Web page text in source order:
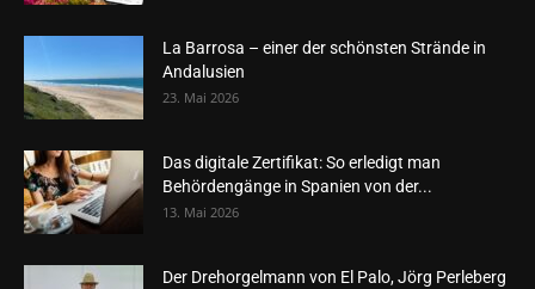
La Barrosa – einer der schönsten Strände in
Andalusien
23. Mai 2026
Das digitale Zertifikat: So erledigt man
Behördengänge in Spanien von der...
13. Mai 2026
Der Drehorgelmann von El Palo, Jörg Perleberg